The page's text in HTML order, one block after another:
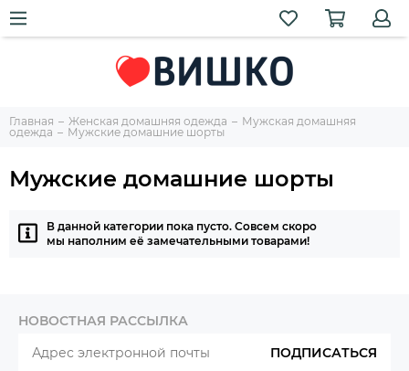
Главная Женская домашняя одежда
Мужская домашняя
одежда
Мужские домашние шорты
Мужские домашние шорты
В данной категории пока пусто. Совсем скоро
мы наполним её замечательными товарами!
НОВОСТНАЯ РАССЫЛКА
ПОДПИСАТЬСЯ